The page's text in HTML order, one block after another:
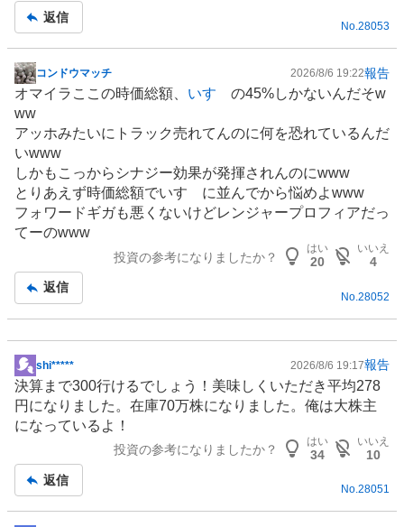
返信
No.28053
掲
示
板
記
事
コンドウマッチ 2026/8/6 19:22報告
オマイラここの時価総額、 いすゞ の45%しかないんだそw
ww
アッホみたいに トラック売れてんのに何を恐れているんだ
いwww
しかもこっからシナジー効果が発揮されんのにwww
とりあえず時価総額でいすゞに並んでから悩めよwww
フォワードギガも悪くないけどレンジャープロフィアだっ
てーのwww
投資の参考になりましたか？
はい
20
いいえ
4
返信
No. 28052
掲
示
板
記
shi***** 2026/8/6 19:17報告
決算まで300行けるでしょう！美味しくいただき平均278
円になりました。在庫70万株になりました。俺は大株主
になっているよ！
投資の参考になりましたか？
はい
34
いいえ
10
返信
No.28051